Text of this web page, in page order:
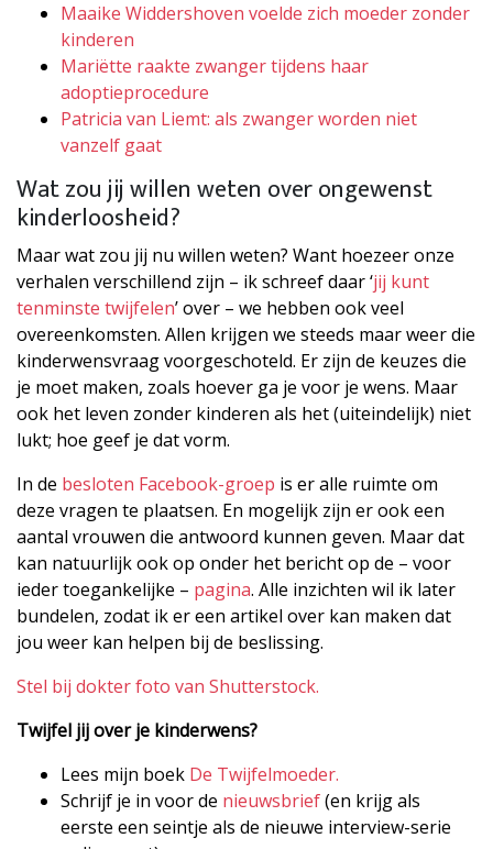
Maaike Widdershoven voelde zich moeder zonder
kinderen
Mariëtte raakte zwanger tijdens haar
adoptieprocedure
Patricia van Liemt: als zwanger worden niet
vanzelf gaat
Wat zou jij willen weten over ongewenst
kinderloosheid?
Maar wat zou jij nu willen weten? Want hoezeer onze
verhalen verschillend zijn – ik schreef daar ‘jij kunt
tenminste twijfelen’ over – we hebben ook veel
overeenkomsten. Allen krijgen we steeds maar weer die
kinderwensvraag voorgeschoteld. Er zijn de keuzes die
je moet maken, zoals hoever ga je voor je wens. Maar
ook het leven zonder kinderen als het (uiteindelijk) niet
lukt; hoe geef je dat vorm.
In de besloten Facebook-groep is er alle ruimte om
deze vragen te plaatsen. En mogelijk zijn er ook een
aantal vrouwen die antwoord kunnen geven. Maar dat
kan natuurlijk ook op onder het bericht op de – voor
ieder toegankelijke – pagina. Alle inzichten wil ik later
bundelen, zodat ik er een artikel over kan maken dat
jou weer kan helpen bij de beslissing.
Stel bij dokter foto van Shutterstock.
Twijfel jij over je kinderwens?
Lees mijn boek De Twijfelmoeder.
Schrijf je in voor de nieuwsbrief(en krijg als
eerste een seintje als de nieuwe interview-serie